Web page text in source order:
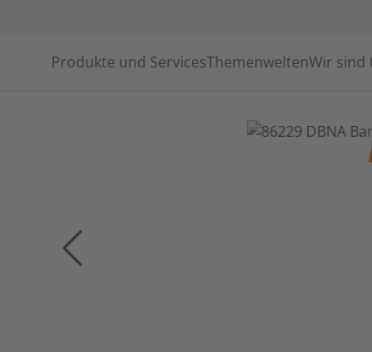
Produkte und ServicesThemenweltenWir sind